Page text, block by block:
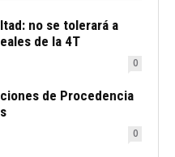
no se tolerará a
de la 4T
0
de Procedencia
0